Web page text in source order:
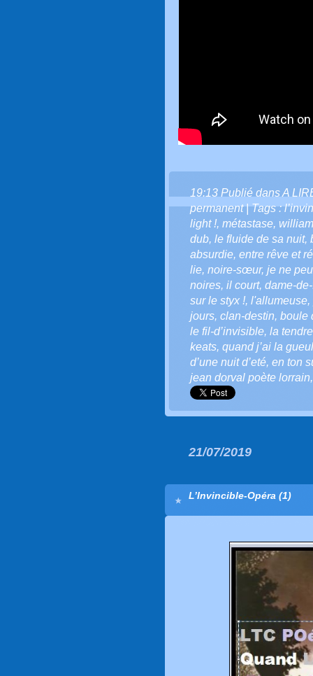
19:13 Publié dansA
permanent| Tags :
light !, métastase,
dub, le fluide de sa nuit,
absurdie, entre rêve et
lie, noire-sœur, je ne
noires, il court, dame-
sur le styx !, l'allumeuse,
jours, clan-destin, boule
le fil-d’invisible, la
keats, quand j’ai la
d’une nuit d’eté, en ton
jean dorval poète lorrain
21/07/2019
L’Invincible-Opéra (1)